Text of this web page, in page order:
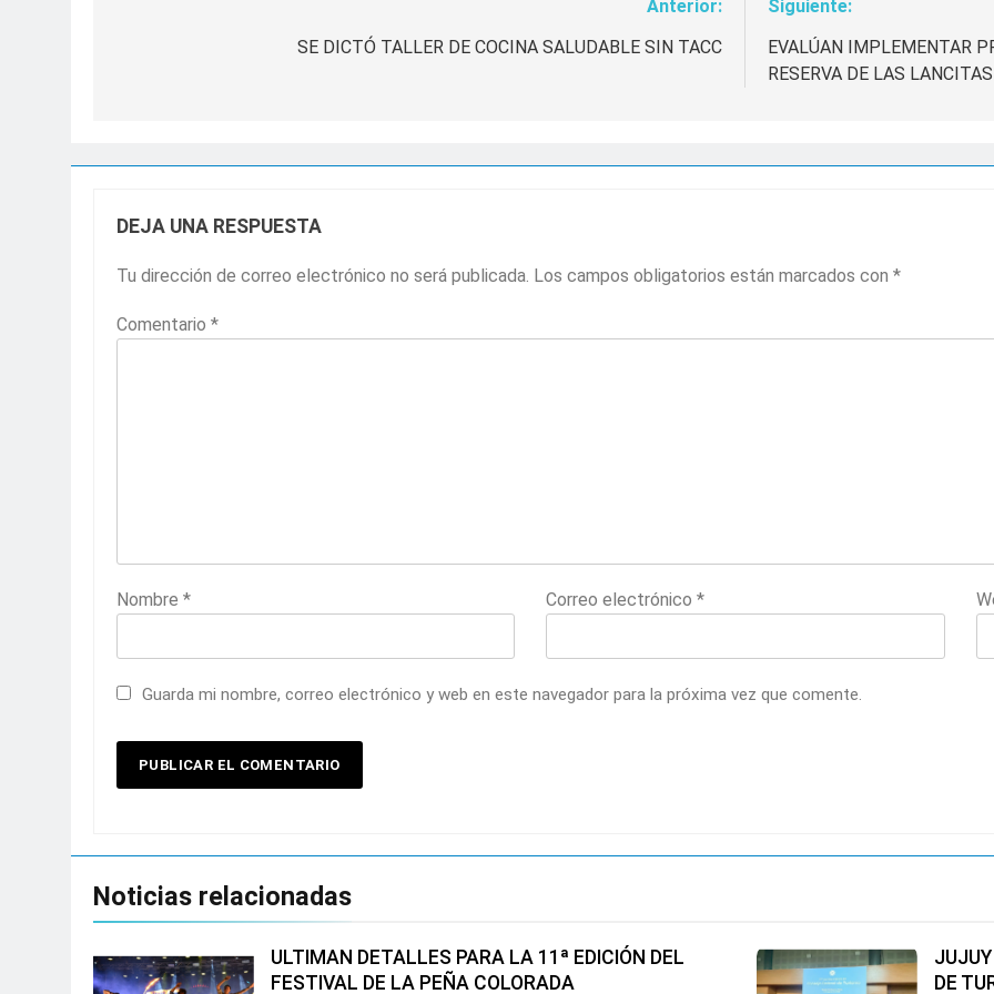
Anterior:
SE DICTÓ TALLER DE COCINA SALUDABLE SIN TACC
Siguiente:
EVALÚAN IMPLEMENTAR
RESERVA DE LAS LANCITAS
DEJA UNA RESPUESTA
Tu dirección de correo electrónico no será publicada. Los campos obligatorios están marcados con *
Comentario *
Nombre * Correo electrónico*
Guarda mi nombre, correo electrónico y web en este navegador para la próxima vez que comente.
Noticias relacionadas
ULTIMAN DETALLES PARA LA 11ª EDICIÓN DEL
FESTIVAL DE LA PEÑA COLORADA
DE